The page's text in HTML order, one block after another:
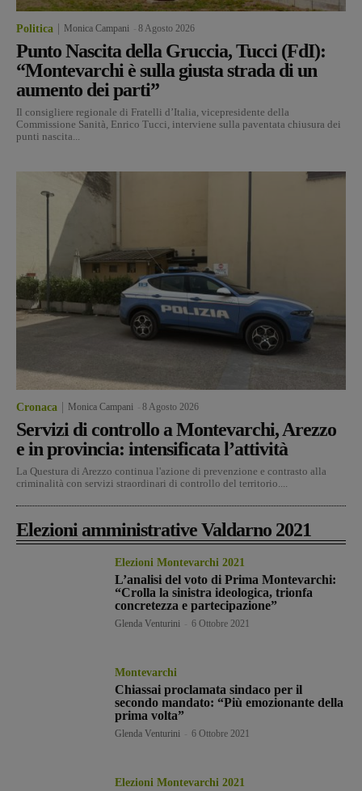
Politica Monica Campani 8 Agosto 2026
Punto Nascita della Gruccia, Tucci (FdI):
“Montevarchi è sulla giusta strada di un
aumento dei parti”
Il consigliere regionale di Fratelli d’Italia, vicepresidente della
Commissione Sanità, Enrico Tucci, interviene sulla paventata chiusura dei
punti nascita...
Cronaca Monica Campani 8 Agosto 2026
Servizi di controllo a Montevarchi, Arezzo
e in provincia: intensificata l’attività
La Questura di Arezzo continua l'azione di prevenzione e contrasto alla
criminalità con servizi straordinari di controllo del territorio....
Elezioni amministrative Valdarno 2021
Elezioni Montevarchi 2021
L’analisi del voto di Prima Montevarchi:
“Crolla la sinistra ideologica, trionfa
concretezza e partecipazione”
Glenda Venturini 6 Ottobre 2021
Montevarchi
Chiassai proclamata sindaco per il
secondo mandato: “Più emozionante della
prima volta”
Glenda Venturini 6 Ottobre 2021
Elezioni Montevarchi 2021